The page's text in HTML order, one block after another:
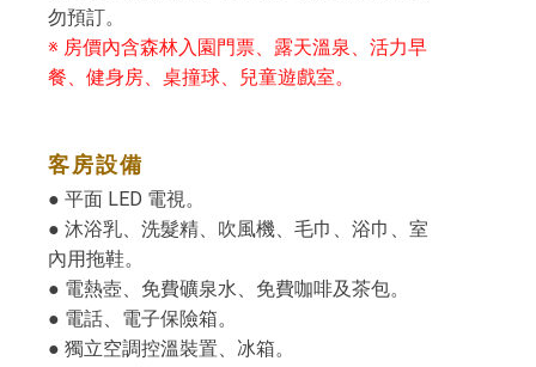
勿預訂。
※ 房價內含森林入園門票、露天溫泉、活力早
餐、健身房、桌撞球、兒童遊戲室。
客房設備
● 平面 LED 電視。
● 沐浴乳、洗髮精、吹風機、毛巾、浴巾、室
內用拖鞋。
● 電熱壺、免費礦泉水、免費咖啡及茶包。
● 電話、電子保險箱。
● 獨立空調控溫裝置、冰箱。